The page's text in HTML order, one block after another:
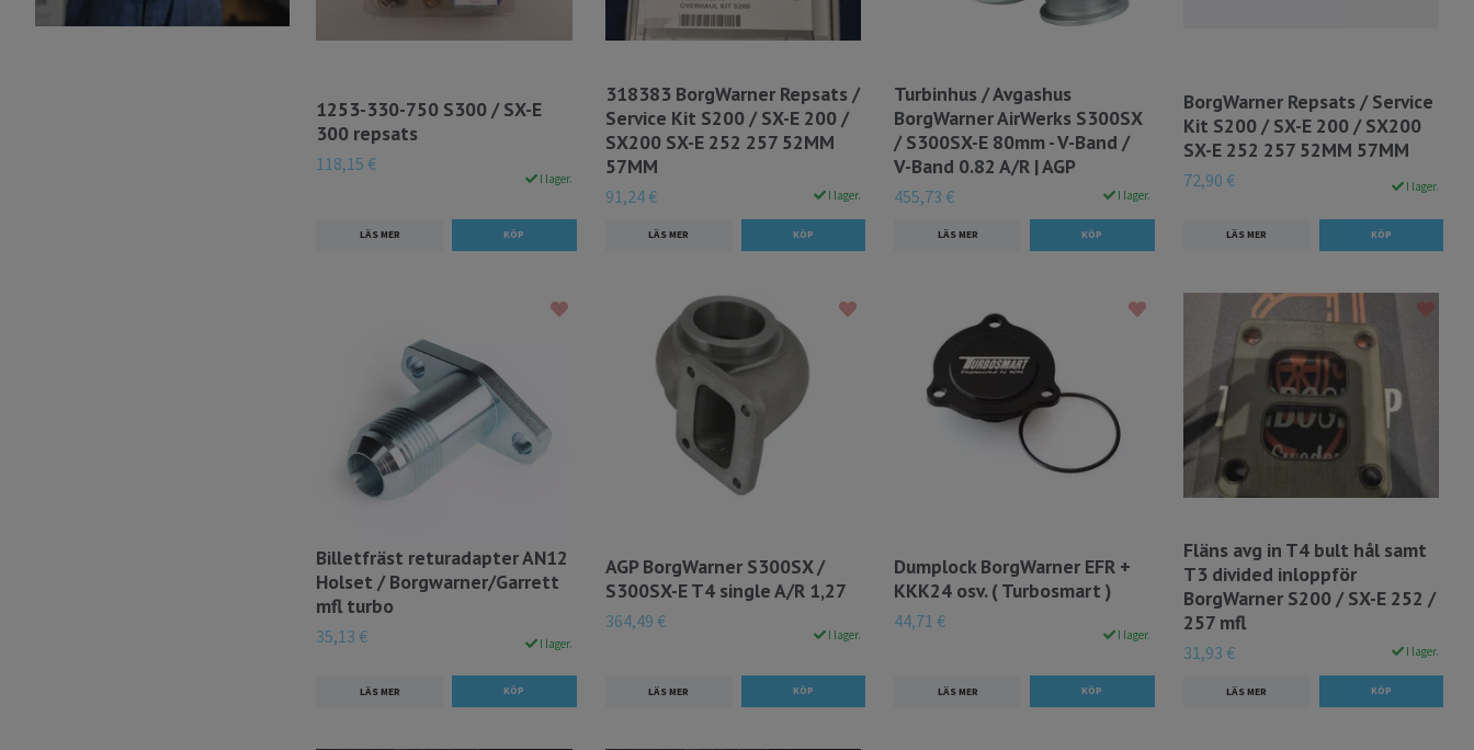
1253-330-750 S300 / SX-E
300 repsats
118,15 €
I lager.
LÄS MER
318383 BorgWarner Repsats /
Service Kit S200 / SX-E 200 /
SX200 SX-E 252 257 52MM
57MM
91,24 € I lager.
LÄS MER
Turbinhus / Avgashus
BorgWarner AirWerks S300SX
/ S300SX-E 80mm - V-Band /
V-Band 0.82 A/R | AGP
455,73 € I lager.
LÄS MER
BorgWarner Repsats / Service
Kit S200 / SX-E 200 / SX200
SX-E 252 257 52MM 57MM
72,90 € I lager.
LÄS MER
Billetfräst returadapter AN12
Holset / Borgwarner/Garrett
mfl turbo
35,13 € I lager.
LÄS MER
AGP BorgWarner S300SX /
S300SX-E T4 single A/R 1,27
364,49 €
I lager.
LÄS MER
Dumplock BorgWarner EFR +
KKK24 osv. ( Turbosmart )
44,71 €
I lager.
LÄS MER
Fläns avg in T4 bult hål samt
T3 divided inloppför
BorgWarner S200 / SX-E 252 /
257 mfl
31,93 € I lager.
LÄS MER